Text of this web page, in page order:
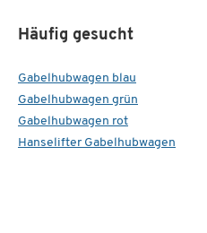
Häufig gesucht
Gabelhubwagen blau
Gabelhubwagen grün
Gabelhubwagen rot
Hanselifter Gabelhubwagen